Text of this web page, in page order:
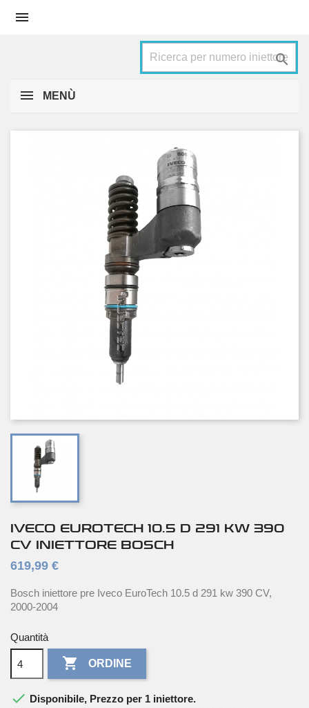


MENÙ
IVECO EUROTECH 10.5 D 291 KW 390
CV INIETTORE BOSCH
619,99 €
Bosch iniettore pre Iveco EuroTech 10.5 d 291 kw 390 CV,
2000-2004
Quantità
 ORDINE
 Disponibile, Prezzo per 1 iniettore.